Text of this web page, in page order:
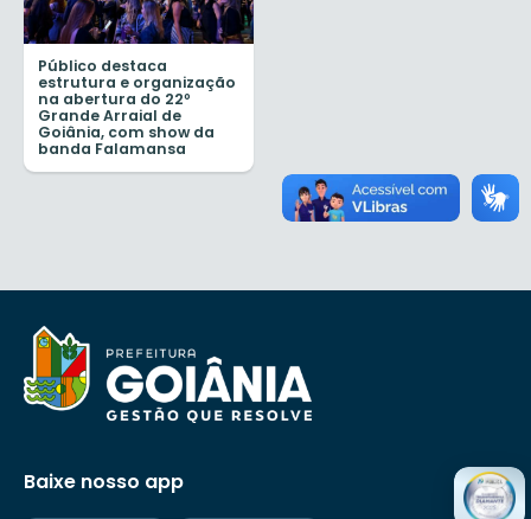
Público destaca
estrutura e organização
na abertura do 22º
Grande Arraial de
Goiânia, com show da
banda Falamansa
Baixe nosso app